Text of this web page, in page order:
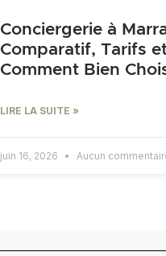
Conciergerie à
Comparatif, Tarifs
Comment Bien
LIRE LA SUITE »
juin 16, 2026 Aucun